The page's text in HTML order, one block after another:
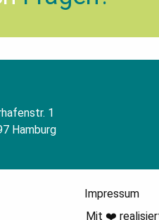
1
Hamburg
Impressum
Mit ❤️